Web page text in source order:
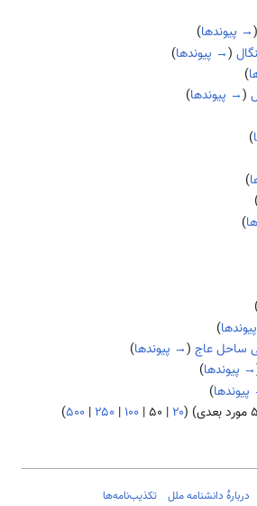
(→ پیوندها)
(→ پیوندها)
)
(→ پیوندها)
)
)
)
)
ساحل عاج (→ پیوندها)
→ پیوندها)
)
) (۲۰ | ۵۰| ۱۰۰ | ۲۵۰ | ۵۰۰)
دربارهٔ دانشنامه ملل تکذیب‌نامه‌ها